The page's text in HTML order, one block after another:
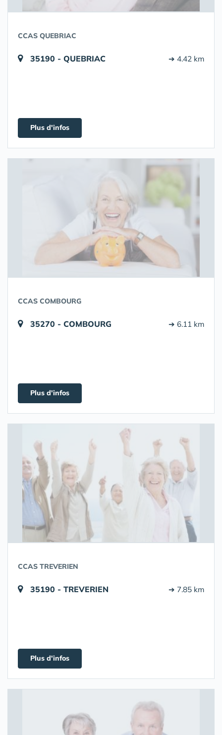
CCAS QUEBRIAC
35190 - QUEBRIAC ➔ 4.42 km
Plus d'infos
CCAS COMBOURG
35270 - COMBOURG ➔ 6.11 km
Plus d'infos
CCAS TREVERIEN
35190 - TREVERIEN ➔ 7.85 km
Plus d'infos